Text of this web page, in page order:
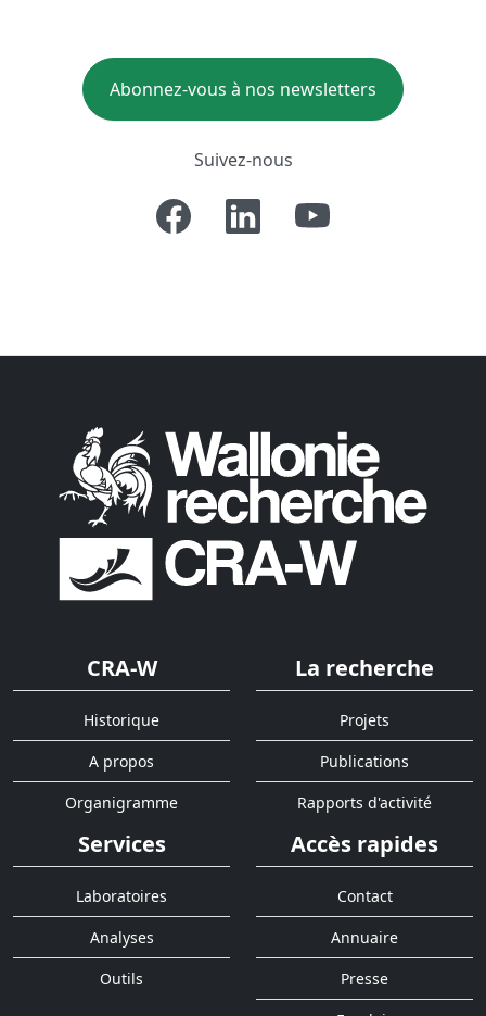
Abonnez-vous à nos newsletters
Suivez-nous
CRA-W
Historique
A propos
Organigramme
La recherche
Projets
Publications
Rapports d'activité
Services
Laboratoires
Analyses
Outils
Accès rapides
Contact
Annuaire
Presse